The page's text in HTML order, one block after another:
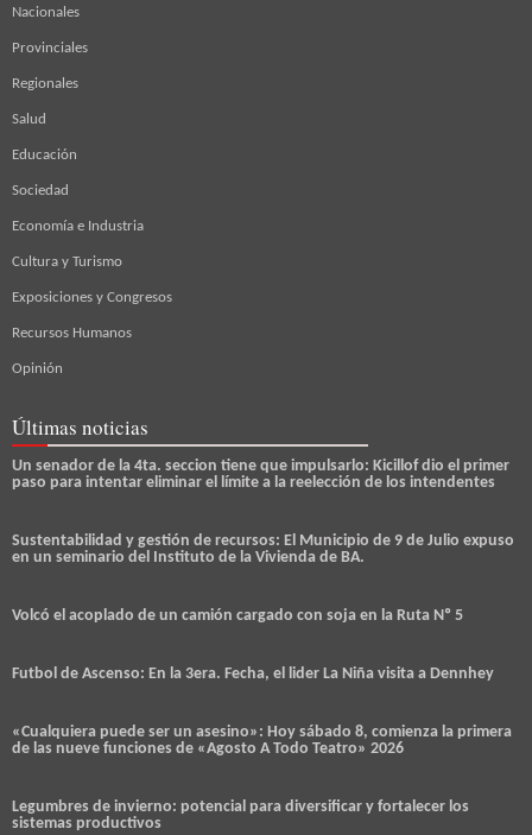
Nacionales
Provinciales
Regionales
Salud
Educación
Sociedad
Economía e Industria
Cultura y Turismo
Exposiciones y Congresos
Recursos Humanos
Opinión
Últimas noticias
Un senador de la 4ta. seccion tiene que impulsarlo: Kicillof dio el primer
paso para intentar eliminar el límite a la reelección de los intendentes
Sustentabilidad y gestión de recursos: El Municipio de 9 de Julio expuso
en un seminario del Instituto de la Vivienda de BA.
Volcó el acoplado de un camión cargado con soja en la Ruta Nº 5
Futbol de Ascenso: En la 3era. Fecha, el lider La Niña visita a Dennhey
«Cualquiera puede ser un asesino»: Hoy sábado 8, comienza la primera
de las nueve funciones de «Agosto A Todo Teatro» 2026
Legumbres de invierno: potencial para diversificar y fortalecer los
sistemas productivos